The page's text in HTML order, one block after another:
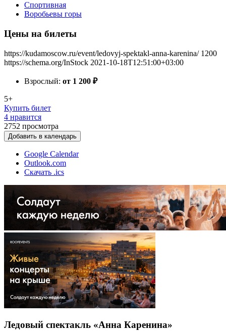
Спортивная
Воробьевы горы
Цены на билеты
https://kudamoscow.ru/event/ledovyj-spektakl-anna-karenina/ 1200
https://schema.org/InStock 2021-10-18T12:51:00+03:00
Взрослый: от 1 200 ₽
5+
Купить билет
4 нравится
2752 просмотра
Добавить в календарь
Google Calendar
Outlook.com
Скачать .ics
Ледовый спектакль «Анна Каренина»